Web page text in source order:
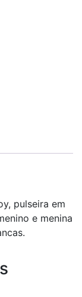
pulseira em
e menina